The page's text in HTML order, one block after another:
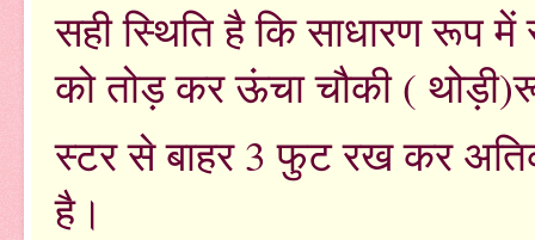
सही स्थिति है कि साधारण रूप
को तोड़ कर ऊंचा चौकी (
स्टर से बाहर 3 फुट रख कर
है।